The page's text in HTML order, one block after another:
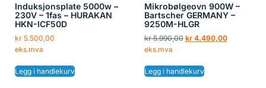
Induksjonsplate 5000w –
230V – 1fas – HURAKAN
HKN-ICF50D
kr 5.500,00
eks.mva
Legg i handlekurv
Mikrobølgeovn 900W –
Bartscher GERMANY –
9250M-HLGR
kr5.990,00 kr4.490,00
eks.mva
Legg i handlekurv